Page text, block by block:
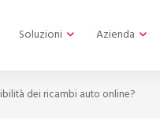
Soluzioni Azienda
dei ricambi auto online?